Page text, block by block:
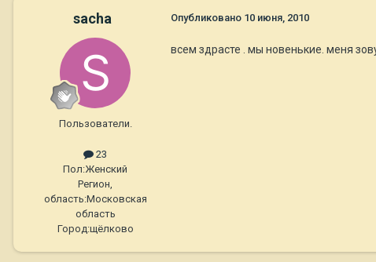
sacha
Пользователи.
23
Пол:Женский
Регион,
область:Московская
область
Город:щёлково
Опубликовано 10 июня, 2010
всем здрасте . мы новенькие. меня